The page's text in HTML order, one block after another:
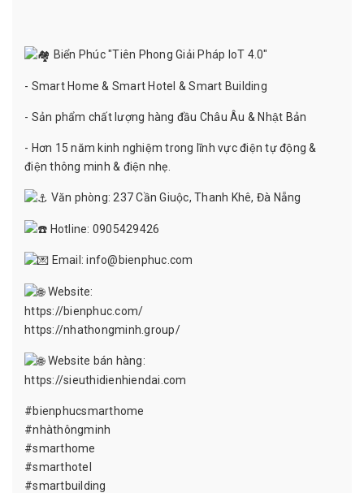
Biển Phúc "Tiên Phong Giải Pháp IoT 4.0"
- Smart Home & Smart Hotel & Smart Building
- Sản phẩm chất lượng hàng đầu Châu Âu & Nhật Bản
- Hơn 15 năm kinh nghiệm trong lĩnh vực điện tự động &
điện thông minh & điện nhẹ.
Văn phòng: 237 Cần Giuộc, Thanh Khê, Đà Nẵng
Hotline: 0905429426
Email: info@bienphuc.com
Website:
https://bienphuc.com/
https://nhathongminh.group/
Website bán hàng:
https://sieuthidienhiendai.com
#bienphucsmarthome
#nhàthôngminh
#smarthome
#smarthotel
#smartbuilding